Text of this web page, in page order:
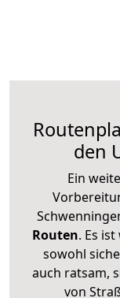
den
Ein
Routen. Es
sowohl
auch ratsam,
von